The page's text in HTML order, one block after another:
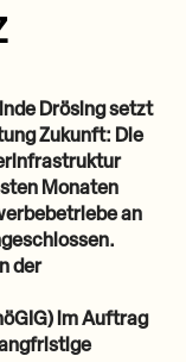
Drösing setzt
Zukunft: Die
Monaten
an
der
im Auftrag